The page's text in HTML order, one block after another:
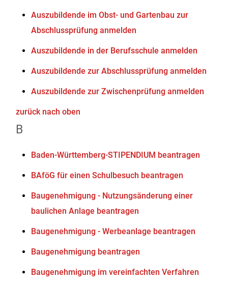
Auszubildende im Obst- und Gartenbau zur
Abschlussprüfung anmelden
Auszubildende in der Berufsschule anmelden
Auszubildende zur Abschlussprüfung anmelden
Auszubildende zur Zwischenprüfung anmelden
zurück nach oben
B
Baden-Württemberg-STIPENDIUM beantragen
BAföG für einen Schulbesuch beantragen
Baugenehmigung - Nutzungsänderung einer
baulichen Anlage beantragen
Baugenehmigung - Werbeanlage beantragen
Baugenehmigung beantragen
Baugenehmigung im vereinfachten Verfahren